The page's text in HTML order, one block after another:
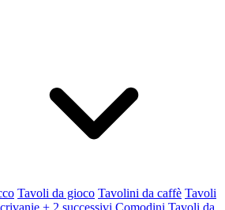
Tavoli da gioco Tavolini da caffè Tavoli
+ 2 successivi Comodini Tavoli da